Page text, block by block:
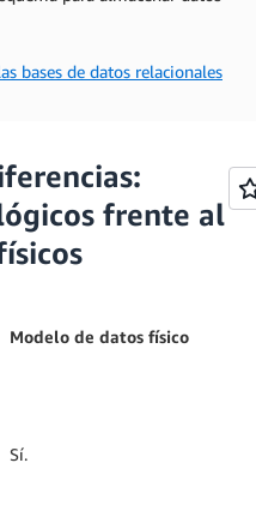
bases de datos relacionales
frente al
Modelo de datos físico
Sí.